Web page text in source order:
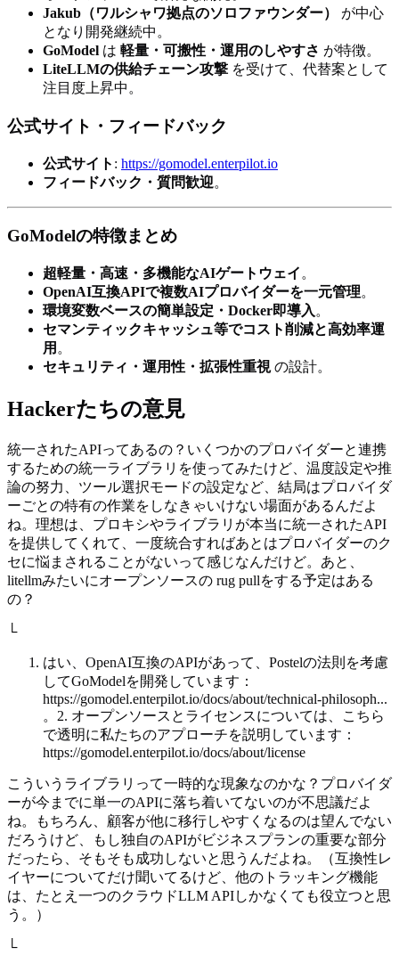
Jakub（ワルシャワ拠点のソロファウンダー）
が中心
となり開発継続中。
GoModel は 軽量・可搬性・運用のしやすさ が特徴。
LiteLLMの供給チェーン攻撃 を受けて、代替案として
注目度上昇中。
公式サイト・フィードバック
公式サイト : https://gomodel.enterpilot.io
フィードバック・質問歓迎。
GoModelの特徴まとめ
超軽量・高速・多機能なAIゲートウェイ 。
OpenAI互換APIで複数AIプロバイダーを一元管理。
環境変数ベースの簡単設定・Docker即導入 。
セマンティックキャッシュ等でコスト削減と高効率運
用 。
セキュリティ・運用性・拡張性重視の設計。
Hackerたちの意見
統一されたAPIってあるの？いくつかのプロバイダーと連携
するための統一ライブラリを使ってみたけど、温度設定や推
論の努力、ツール選択モードの設定など、結局はプロバイダ
ーごとの特有の作業をしなきゃいけない場面があるんだよ
ね。理想は、プロキシやライブラリが本当に統一されたAPI
を提供してくれて、一度統合すればあとはプロバイダーのク
セに悩まされることがないって感じなんだけど。あと、
litellmみたいにオープンソースの rug pullをする予定はある
の？
└
はい、OpenAI互換のAPIがあって、Postelの法則を考慮
してGoModelを開発しています：
https://gomodel.enterpilot.io/docs/about/technical-philosoph...
。2. オープンソースとライセンスについては、こちら
で透明に私たちのアプローチを説明しています：
https://gomodel.enterpilot.io/docs/about/license
こういうライブラリって一時的な現象なのかな？プロバイダ
ーが今までに単一のAPIに落ち着いてないのが不思議だよ
ね。もちろん、顧客が他に移行しやすくなるのは望んでない
だろうけど、もし独自のAPIがビジネスプランの重要な部分
だったら、そもそも成功しないと思うんだよね。（互換性レ
イヤーについてだけ聞いてるけど、他のトラッキング機能
は、たとえ一つのクラウドLLM APIしかなくても役立つと思
う。）
└